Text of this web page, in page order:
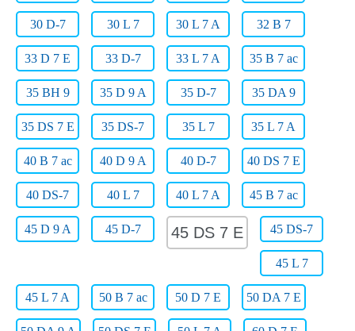
30 D-7 30 L 7 30 L 7 A 32 B 7
33 D 7 E 33 D-7 33 L 7 A 35 B 7 ac
35 BH 9 35 D 9 A 35 D-7 35 DA 9
35 DS 7 E 35 DS-7 35 L 7 35 L 7 A
40 B 7 ac 40 D 9 A 40 D-7 40 DS 7 E
40 DS-7 40 L 7 40 L 7 A 45 B 7 ac
45 D 9 A 45 D-7 45 DS 7 E 45 DS-7
45 L 7
45 L 7 A 50 B 7 ac 50 D 7 E 50 DA 7 E